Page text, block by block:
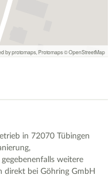
by protomaps Protomaps©OpenStreetMap
in 72070 Tübingen
weitere
direkt bei Göhring GmbH